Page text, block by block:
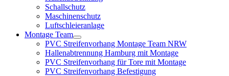
Schallschutz
Maschinenschutz
Luftschleieranlage
Montage Team
PVC Streifenvorhang Montage Team NRW
Hallenabtrennung Hamburg mit Montage
PVC Streifenvorhang für Tore mit Montage
PVC Streifenvorhang Befestigung